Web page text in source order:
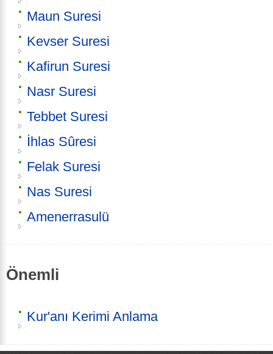
Maun Suresi
Kevser Suresi
Kafirun Suresi
Nasr Suresi
Tebbet Suresi
İhlas Sûresi
Felak Suresi
Nas Suresi
Amenerrasulü
Önemli
Kur'anı Kerimi Anlama